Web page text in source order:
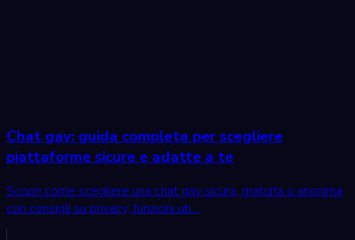
Chat gay: guida completa per scegliere
piattaforme sicure e adatte a te
Scopri come scegliere una chat gay sicura, gratuita o anonima,
con consigli su privacy, funzioni uti…